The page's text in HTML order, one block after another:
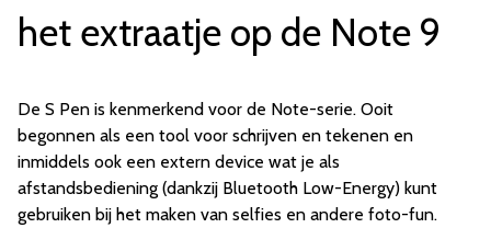
het extraatje op de Note 9
De S Pen is kenmerkend voor de Note-serie. Ooit
begonnen als een tool voor schrijven en tekenen en
inmiddels ook een extern device wat je als
afstandsbediening (dankzij Bluetooth Low-Energy) kunt
gebruiken bij het maken van selfies en andere foto-fun.